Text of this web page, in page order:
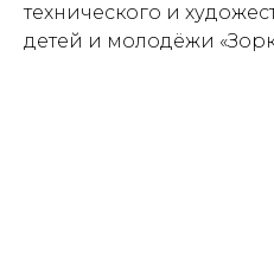
технического и
детей и молодёжи